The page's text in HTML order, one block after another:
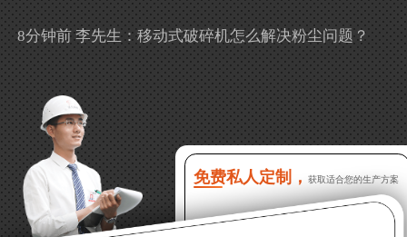
8分钟前 李先生：移动式破碎机怎么解决粉尘问题？
吗？
16分钟前 程先生：破碎生产线出个方案及报价，有什
么售后服务？
22分钟前 郑女士：想了解时产500吨锤破，加工石灰石
免费私人定制， 获取适合您的生产方案